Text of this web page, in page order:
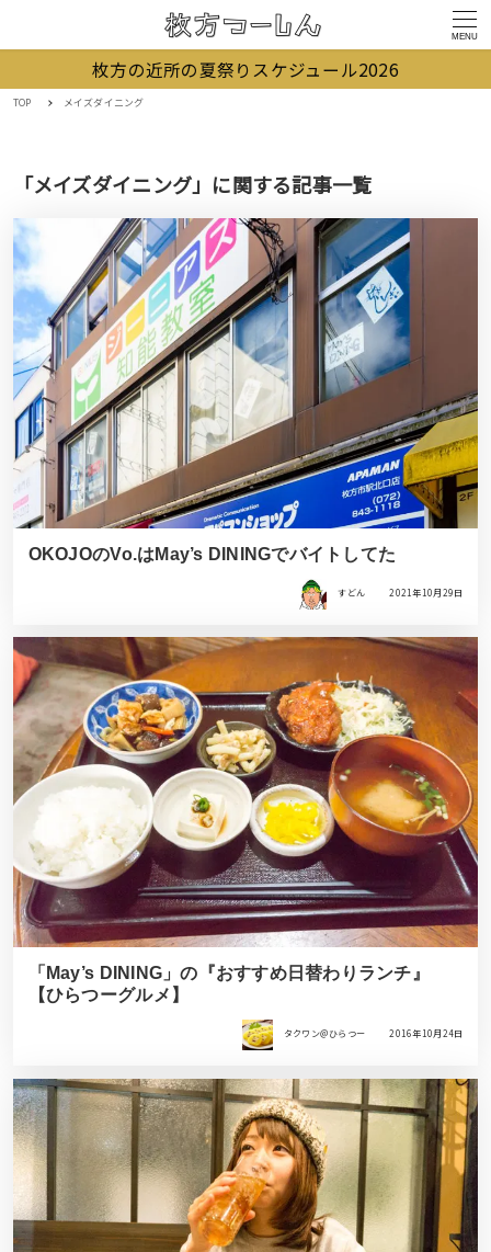
MENU
枚方の近所の夏祭りスケジュール2026
TOP メイズダイニング
「メイズダイニング」に関する記事一覧
OKOJOのVo.はMay’s DININGでバイトしてた
すどん 2021年10月29日
「May’s DINING」の『おすすめ日替わりランチ』
【ひらつーグルメ】
タクワン＠ひらつー 2016年10月24日